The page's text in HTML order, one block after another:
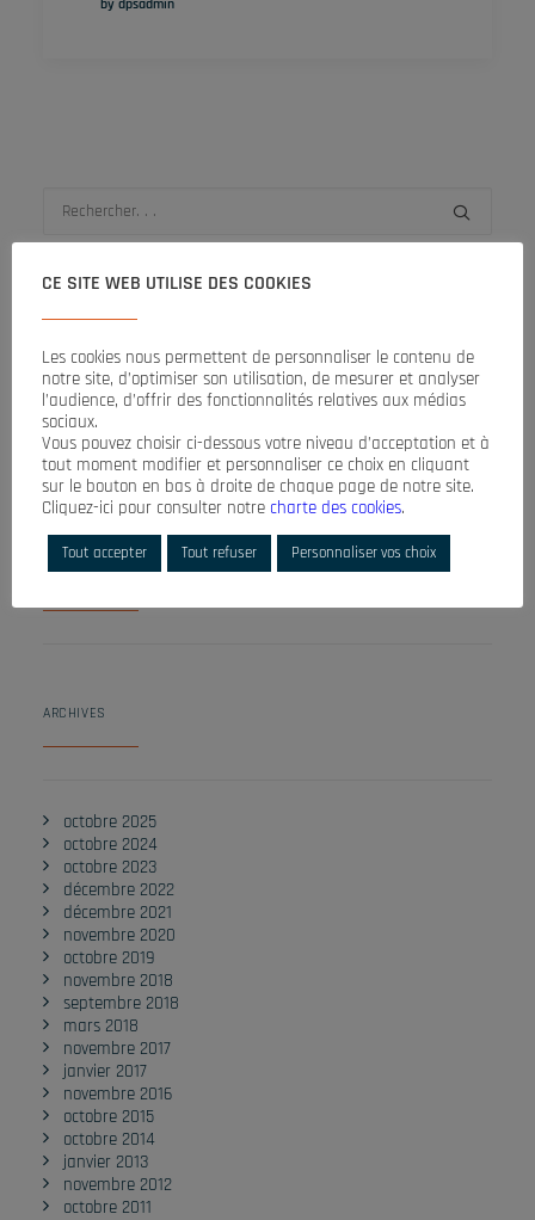
by dpsadmin
L’Echo de la Baie – Octobre 2025
L’Echo de la Baie – Septembre 2024
L’Echo de la Baie – Septembre 2023
L’Echo de la Baie – Novembre 2022
L’Echo de la Baie – Décembre 2021
COMMENTAIRES RÉCENTS
ARCHIVES
octobre 2025
octobre 2024
octobre 2023
décembre 2022
décembre 2021
novembre 2020
octobre 2019
novembre 2018
septembre 2018
mars 2018
novembre 2017
janvier 2017
novembre 2016
octobre 2015
octobre 2014
janvier 2013
novembre 2012
octobre 2011
CE SITE WEB UTILISE DES COOKIES
Les cookies nous permettent de personnaliser le contenu de
notre site, d’optimiser son utilisation, de mesurer et analyser
l’audience, d’offrir des fonctionnalités relatives aux médias
sociaux.
Vous pouvez choisir ci-dessous votre niveau d’acceptation et à
tout moment modifier et personnaliser ce choix en cliquant
sur le bouton en bas à droite de chaque page de notre site.
Cliquez-ici pour consulter notre charte des cookies.
Tout accepter Tout refuser Personnaliser vos choix